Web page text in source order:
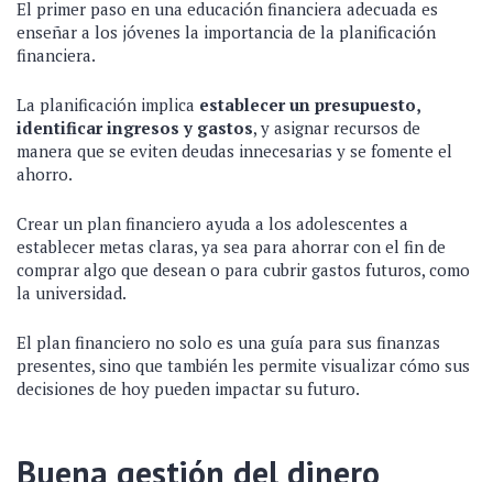
El primer paso en una educación financiera adecuada es
enseñar a los jóvenes la importancia de la planificación
financiera.
La planificación implica establecer un presupuesto,
identificar ingresos y gastos, y asignar recursos de
manera que se eviten deudas innecesarias y se fomente el
ahorro.
Crear un plan financiero ayuda a los adolescentes a
establecer metas claras, ya sea para ahorrar con el fin de
comprar algo que desean o para cubrir gastos futuros, como
la universidad.
El plan financiero no solo es una guía para sus finanzas
presentes, sino que también les permite visualizar cómo sus
decisiones de hoy pueden impactar su futuro.
Buena gestión del dinero